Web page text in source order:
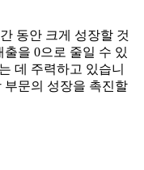
동안 크게 성장할 것
을 0으로 줄일 수 있
데 주력하고 있습니
부문의 성장을 촉진할